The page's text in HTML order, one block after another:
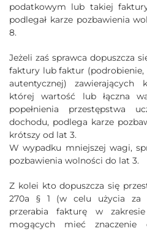
podatkowym lub takiej
podlegał karze pozbawienia
8.
Jeżeli zaś sprawca dopuszcza
faktury lub faktur (podrobienie,
autentycznej) zawierających
której wartość lub łączna
popełnienia przestępstwa
dochodu, podlega karze
krótszy od lat 3.
W wypadku mniejszej wagi,
pozbawienia wolności do lat 3.
Z kolei kto dopuszcza się
270a § 1 (w celu użycia za
przerabia fakturę w
mogących mieć znaczenie